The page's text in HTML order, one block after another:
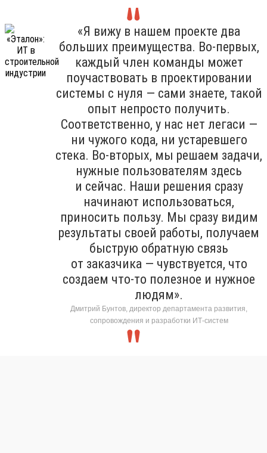
«Я вижу в нашем проекте два
больших преимущества. Во-первых,
каждый член команды может
поучаствовать в проектировании
системы с нуля — сами знаете, такой
опыт непросто получить.
Соответственно, у нас нет легаси —
ни чужого кода, ни устаревшего
стека. Во-вторых, мы решаем задачи,
нужные пользователям здесь
и сейчас. Наши решения сразу
начинают использоваться,
приносить пользу. Мы сразу видим
результаты своей работы, получаем
быструю обратную связь
от заказчика — чувствуется, что
создаем что-то полезное и нужное
людям».
Дмитрий Бунтов, директор департамента развития,
сопровождения и разработки ИТ-систем